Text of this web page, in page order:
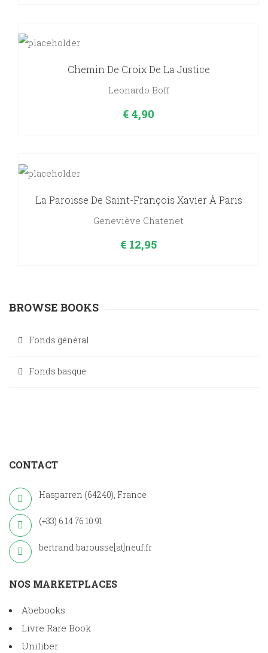
Chemin De Croix De La Justice
Leonardo Boff
€ 4,90
La Paroisse De Saint-François Xavier À Paris
Geneviève Chatenet
€ 12,95
BROWSE BOOKS
Fonds général
Fonds basque
CONTACT
Hasparren (64240), France
(+33) 6 14 76 10 91
bertrand.barousse[at]neuf.fr
NOS MARKETPLACES
Abebooks
Livre Rare Book
Uniliber